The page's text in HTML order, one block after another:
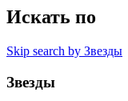
Искать по
Skip search by Звезды
Звезды